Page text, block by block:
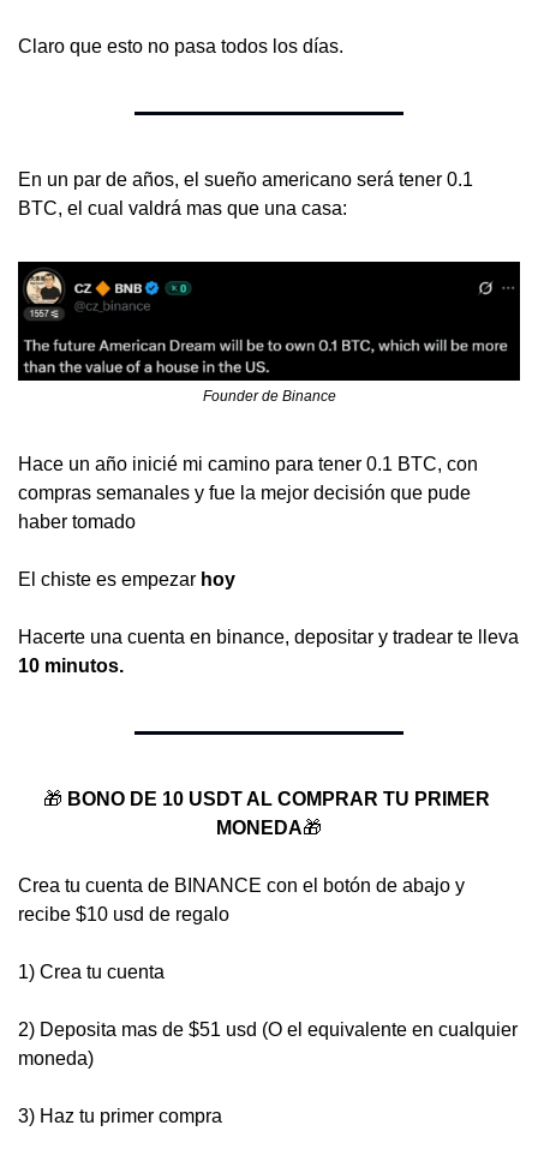
Claro que esto no pasa todos los días.
En un par de años, el sueño americano será tener 0.1
BTC, el cual valdrá mas que una casa:
Founder de Binance
Hace un año inicié mi camino para tener 0.1 BTC, con
compras semanales y fue la mejor decisión que pude
haber tomado
El chiste es empezar hoy
10 minutos.
🎁 BONO DE 10 USDT AL COMPRAR TU PRIMER
MONEDA🎁
Crea tu cuenta de BINANCE con el botón de abajo y
recibe $10 usd de regalo
1) Crea tu cuenta
2) Deposita mas de $51 usd (O el equivalente en cualquier
moneda)
3) Haz tu primer compra